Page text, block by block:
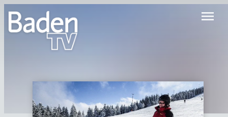
menu